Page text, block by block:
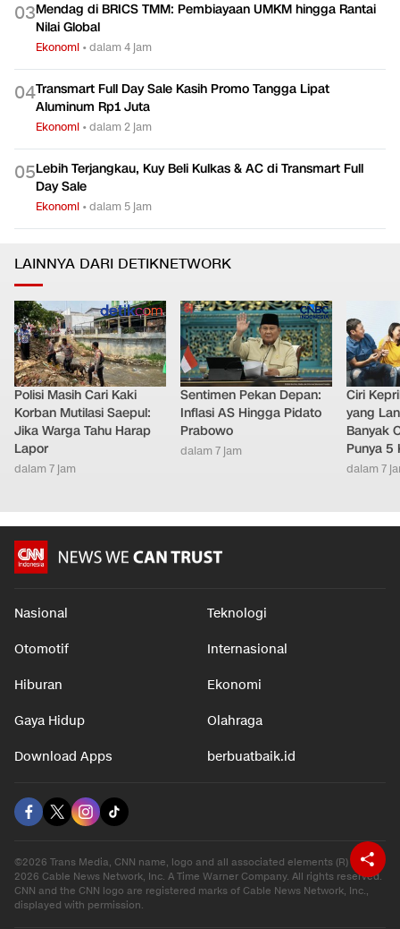
03Mendag di BRICS TMM: Pembiayaan UMKM hingga Rantai
Nilai Global
Ekonomi •dalam 4 jam
04Transmart Full Day Sale Kasih Promo Tangga Lipat
Aluminum Rp1 Juta
Ekonomi •dalam 2 jam
05Lebih Terjangkau, Kuy Beli Kulkas & AC di Transmart Full
Day Sale
Ekonomi •dalam 5 jam
LAINNYA DARI DETIKNETWORK
Polisi Masih Cari Kaki
Korban Mutilasi Saepul:
Jika Warga Tahu Harap
Lapor
dalam 7 jam
Sentimen Pekan Depan:
Inflasi AS Hingga Pidato
Prabowo
dalam 7 jam
Ciri
yang
Banyak
Punya 5
dalam 7
Nasional Teknologi
Otomotif Internasional
Hiburan Ekonomi
Gaya Hidup Olahraga
Download Apps berbuatbaik.id
©2026 Trans Media, CNN name, logo and all associated elements (R) and ©
2026 Cable News Network, Inc. A Time Warner Company. All rights reserved.
CNN and the CNN logo are registered marks of Cable News Network, Inc.,
displayed with permission.